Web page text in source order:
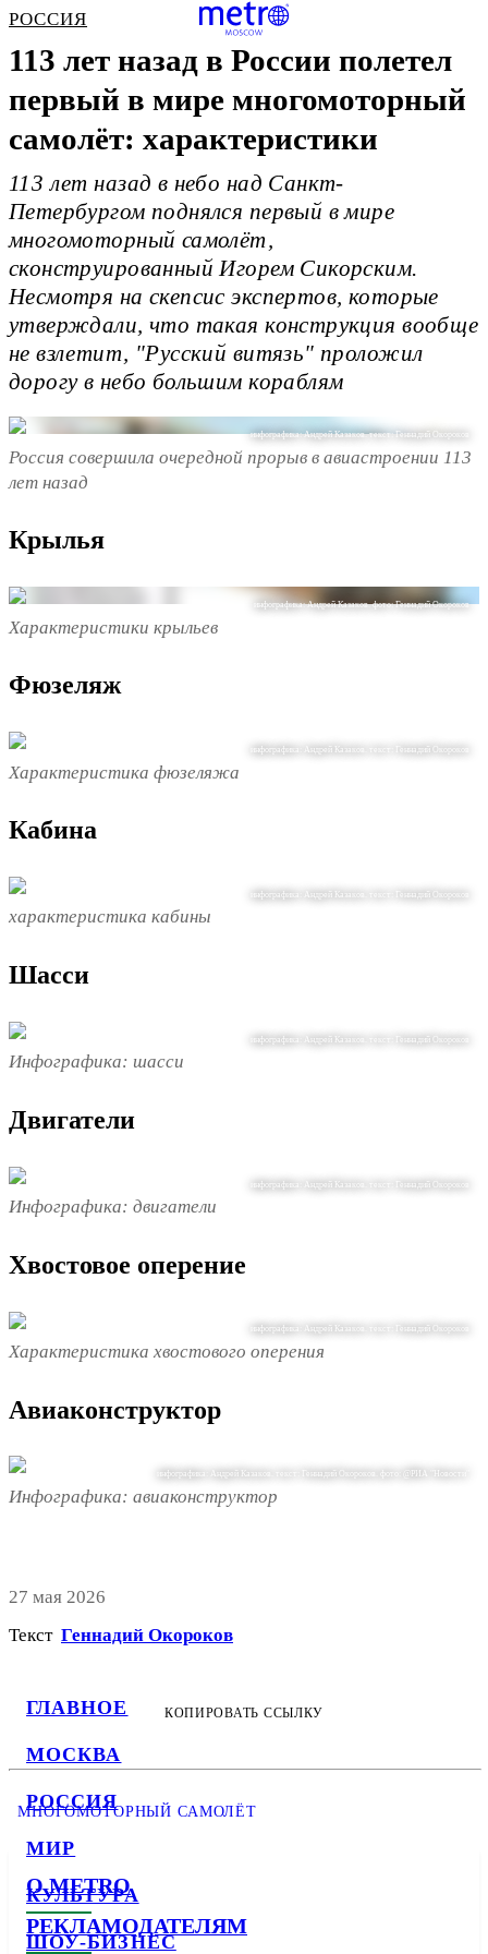
ГЛАВНОЕ
МОСКВА
РОССИЯ
МИР
КУЛЬТУРА
ШОУ-БИЗНЕС
РОССИЯ
113 лет назад в России полетел
первый в мире многомоторный
самолёт: характеристики
113 лет назад в небо над Санкт-
Петербургом поднялся первый в мире
многомоторный самолёт,
сконструированный Игорем Сикорским.
Несмотря на скепсис экспертов, которые
утверждали, что такая конструкция вообще
не взлетит, "Русский витязь" проложил
дорогу в небо большим кораблям
инфографика: Андрей Казаков. текст: Геннадий Окороков
Россия совершила очередной прорыв в авиастроении 113
лет назад
Крылья
инфографика: Андрей Казаков. фото: Геннадий Окороков
Характеристики крыльев
Фюзеляж
инфографика: Андрей Казаков. текст: Геннадий Окороков
Характеристика фюзеляжа
Кабина
инфографика: Андрей Казаков. текст: Геннадий Окороков
характеристика кабины
Шасси
инфографика: Андрей Казаков. текст: Геннадий Окороков
Инфографика: шасси
Двигатели
инфографика: Андрей Казаков. текст: Геннадий Окороков
Инфографика: двигатели
Хвостовое оперение
инфографика: Андрей Казаков. текст: Геннадий Окороков
Характеристика хвостового оперения
Авиаконструктор
инфографика: Андрей Казаков. текст: Геннадий Окороков. фото: @РИА "Новости"
Инфографика: авиаконструктор
27 мая 2026
Текст Геннадий Окороков
КОПИРОВАТЬ ССЫЛКУ
МНОГОМОТОРНЫЙ САМОЛЁТ
О METRO
РЕКЛАМОДАТЕЛЯМ